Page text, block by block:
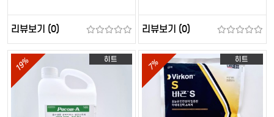
리뷰보기 (0) 리뷰보기 (0)
히트
19% 히트
7%